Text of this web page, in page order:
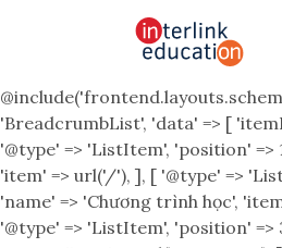
'BreadcrumbList', 'data' => [
'@type' => 'ListItem', 'position' =>
'item' => url('/'), ], [ '@type' =>
'name' => 'Chương trình học',
'@type' => 'ListItem', 'position'